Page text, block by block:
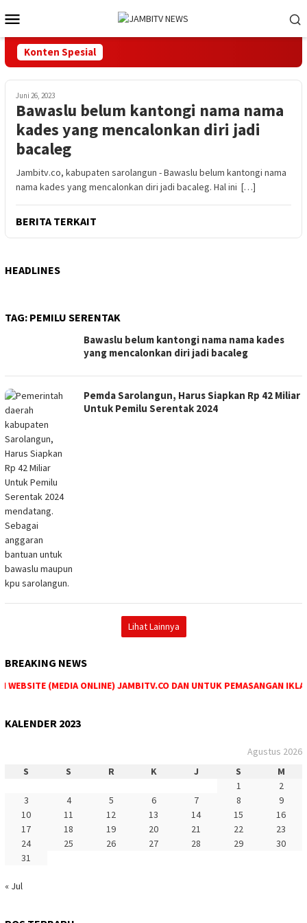
ke
kontenMobile
Konten Spesial
Juni 26, 2023
Bawaslu belum kantongi nama nama
kades yang mencalonkan diri jadi
bacaleg
Jambitv.co, kabupaten sarolangun - Bawaslu belum kantongi nama
nama kades yang mencalonkan diri jadi bacaleg. Hal ini […]
BERITA TERKAIT
HEADLINES
TAG: PEMILU SERENTAK
Bawaslu belum kantongi nama nama kades
yang mencalonkan diri jadi bacaleg
Pemda Sarolangun, Harus Siapkan Rp 42 Miliar
Untuk Pemilu Serentak 2024
Lihat Lainnya
BREAKING NEWS
WEBSITE (MEDIA ONLINE) JAMBITV.CO DAN UNTUK PEMASANGAN
KALENDER 2023
Agustus 2026
S
S R K J S
M
1
2
3
4 5 6 7 8
9
10
11 12 13 14 15
16
17
18 19 20 21 22
23
24
25 26 27 28 29
30
31
« Jul
Akibat Kipas Angin, Satu Rumah Terbakar
SAROLANGUN